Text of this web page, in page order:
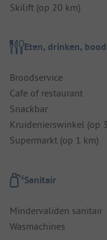
Skilift (op 20 km)
Eten, drinken,
Broodservice
Cafe of restaurant
Snackbar
Kruidenierswinkel (op
Supermarkt (op 1 km)
Sanitair
Mindervaliden sanitair
Wasmachines